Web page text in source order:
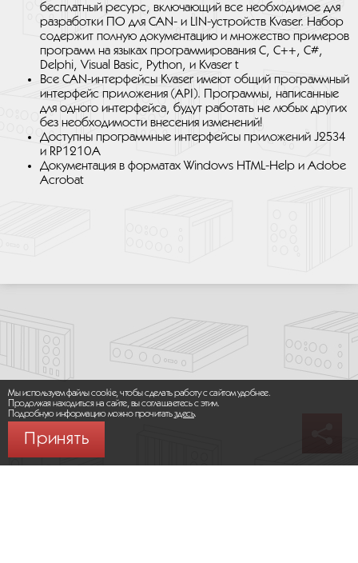
бесплатный ресурс, включающий все необходимое для
разработки ПО для CAN- и LIN-устройств Kvaser. Набор
содержит полную документацию и множество примеров
программ на языках программирования C, C++, C#,
Delphi, Visual Basic, Python, и Kvaser t
Все CAN-интерфейсы Kvaser имеют общий программный
интерфейс приложения (API). Программы, написанные
для одного интерфейса, будут работать не любых других
без необходимости внесения изменений!
Доступны программные интерфейсы приложений J2534
и RP1210A
Документация в форматах Windows HTML-Help и Adobe
Acrobat
Мы используем файлы cookie, чтобы сделать работу с сайтом удобнее.
Продолжая находиться на сайте, вы соглашаетесь с этим.
Подробную информацию можно прочитатьздесь.
Принять